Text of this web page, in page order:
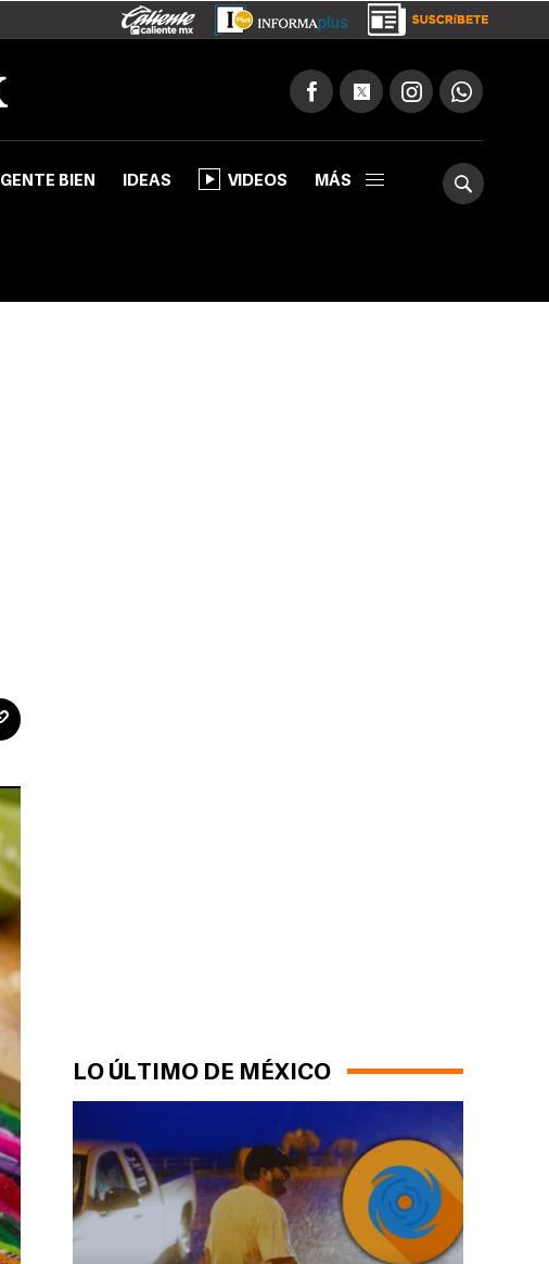
GENTE BIEN IDEAS VIDEOS MÁS
LO ÚLTIMO DE MÉXICO